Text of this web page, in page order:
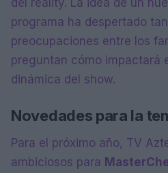
programa ha despertado
preocupaciones entre los
preguntan cómo impactará
dinámica del show.
Novedades para la
Para el próximo año, TV
ambiciosos para